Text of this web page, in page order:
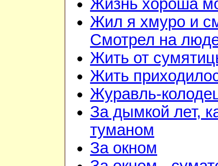
Жизнь хороша
Жил я хмуро и
Смотрел на
Жить от
Жить
Журавль-
За дымкой лет,
туманом
За окном